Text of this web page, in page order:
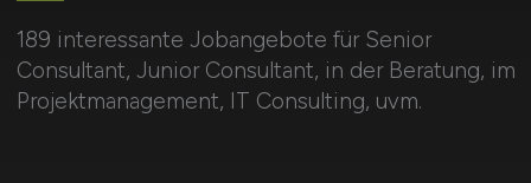
189 interessante Jobangebote für Senior
Consultant, Junior Consultant, in der Beratung, im
Projektmanagement, IT Consulting, uvm.